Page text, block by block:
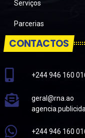
Serviços
Parcerias
CONTACTOS
+244 946 160
geral@rna.ao
+244 946 160